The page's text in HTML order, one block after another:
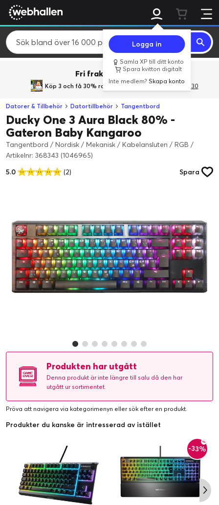
Logga in
Samla XP till ditt konto
Spara kvitton digitalt
Inte medlem?Skapa konto
Fri frakt över 800 kr.
Köp 3 och få 30% rabatt med rabattkoden 3Gives30
Datorer & Tillbehör Datortillbehör Tangentbord
Ducky One 3 Aura Black 80% -
Gateron Baby Kangaroo
Tangentbord / Nordisk / Mekanisk / Kabelansluten / RGB /
Artikelnr: 368343 (1046965)
5.0
(2) Spara
Produkten har utgått
Denna produkt är inte längre till salu då den har
utgått ur sortimentet.
Pröva att navigera via kategorimenyn eller sök efter en produkt.
Produkter du kanske är intresserad av istället
-33%